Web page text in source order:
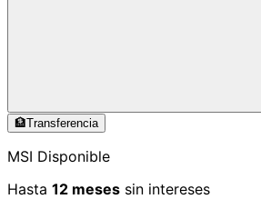
🏦Transferencia
MSI Disponible
Hasta 12 meses sin intereses